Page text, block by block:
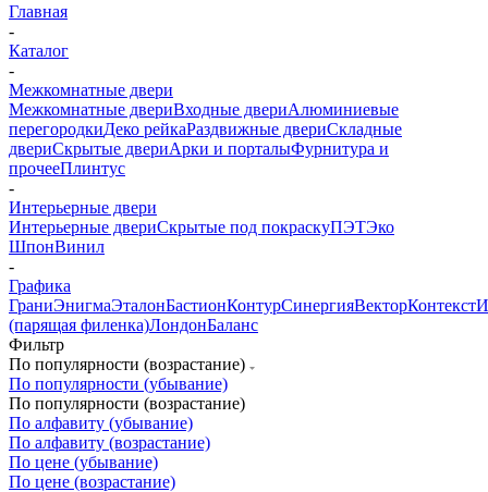
Главная
-
Каталог
-
Межкомнатные двери
Межкомнатные двериВходные двериАлюминиевые
перегородкиДеко рейкаРаздвижные двериСкладные
двериСкрытые двериАрки и порталыФурнитура и
прочееПлинтус
-
Интерьерные двери
Интерьерные двериСкрытые под покраскуПЭТЭко
ШпонВинил
-
Графика
ГраниЭнигмаЭталонБастионКонтурСинергияВекторКонтекст
(парящая филенка)ЛондонБаланс
Фильтр
По популярности (возрастание)
По популярности (убывание)
По популярности (возрастание)
По алфавиту (убывание)
По алфавиту (возрастание)
По цене (убывание)
По цене (возрастание)